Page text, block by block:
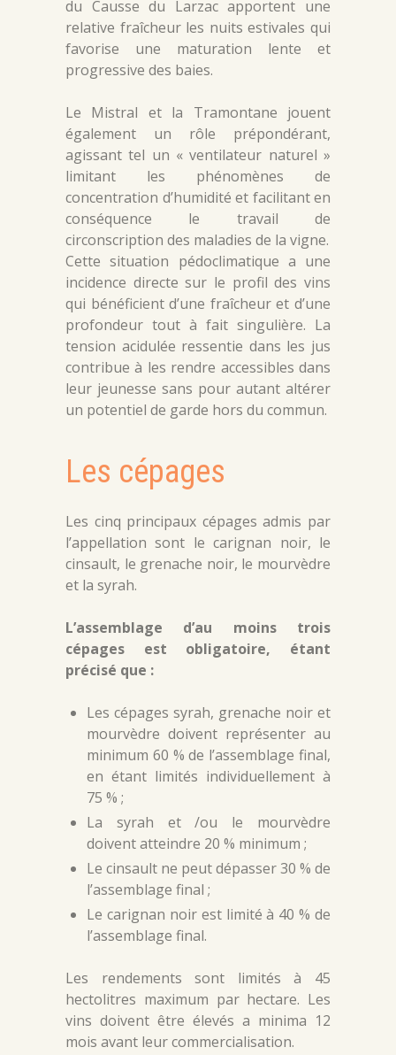
du Causse du Larzac apportent une
relative fraîcheur les nuits estivales qui
favorise une maturation lente et
progressive des baies.
Le Mistral et la Tramontane jouent
également un rôle prépondérant,
agissant tel un « ventilateur naturel »
limitant les phénomènes de
concentration d’humidité et facilitant en
conséquence le travail de
circonscription des maladies de la vigne.
Cette situation pédoclimatique a une
incidence directe sur le profil des vins
qui bénéficient d’une fraîcheur et d’une
profondeur tout à fait singulière. La
tension acidulée ressentie dans les jus
contribue à les rendre accessibles dans
leur jeunesse sans pour autant altérer
un potentiel de garde hors du commun.
Les cépages
Les cinq principaux cépages admis par
l’appellation sont le carignan noir, le
cinsault, le grenache noir, le mourvèdre
et la syrah.
L’assemblage d’au moins trois
cépages est obligatoire, étant
précisé que :
Les cépages syrah, grenache noir et
mourvèdre doivent représenter au
minimum 60 % de l’assemblage final,
en étant limités individuellement à
75 % ;
La syrah et /ou le mourvèdre
doivent atteindre 20 % minimum ;
Le cinsault ne peut dépasser 30 % de
l’assemblage final ;
Le carignan noir est limité à 40 % de
l’assemblage final.
Les rendements sont limités à 45
hectolitres maximum par hectare. Les
vins doivent être élevés a minima 12
mois avant leur commercialisation.